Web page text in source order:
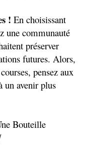
! En choisissant
une communauté
préserver
futures. Alors,
pensez aux
un avenir plus
Bouteille